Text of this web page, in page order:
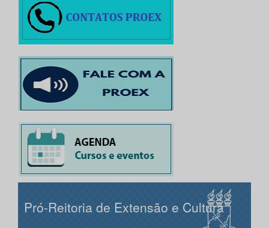
Pró-Reitoria de Extensão e Cultura